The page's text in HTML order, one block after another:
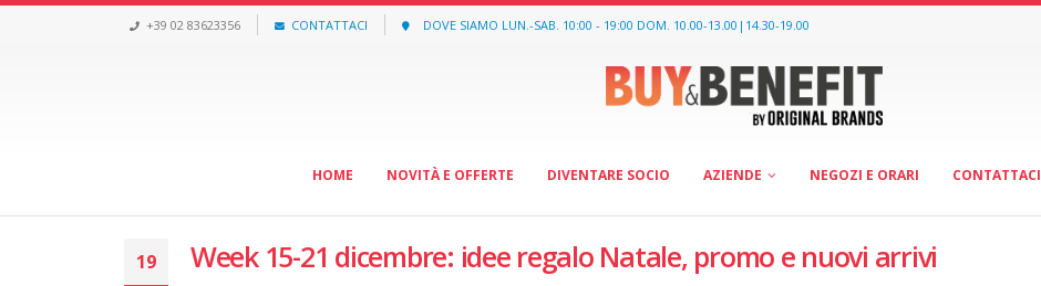
+39 02 83623356 CONTATTACI DOVE SIAMO LUN.-SAB. 10:00 - 19:00 DOM. 10.00-13.00|14.30-19.00
HOME NOVITÀ E OFFERTE DIVENTARE SOCIO AZIENDE NEGOZI E ORARI CONTATTACI
19 Week 15-21 dicembre: idee regalo Natale, promo e nuovi arrivi